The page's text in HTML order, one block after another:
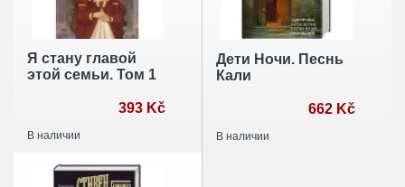
Я стану главой
этой семьи. Том 1
393 Kč
В наличии
Дети Ночи. Песнь
Кали
662 Kč
В наличии